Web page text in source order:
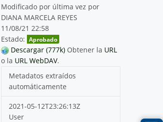
Modificado por última vez por
DIANA MARCELA REYES
11/08/21 22:58
Estado: Aprobado
Descargar (777k) Obtener la URL
o la URL WebDAV.
Metadatos extraídos
automáticamente
2021-05-12T23:26:13Z
User